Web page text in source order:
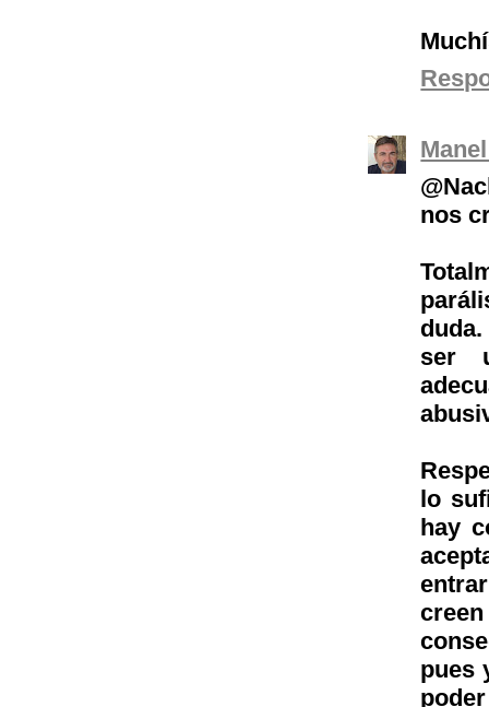
nos
ser
lo
hay
pues